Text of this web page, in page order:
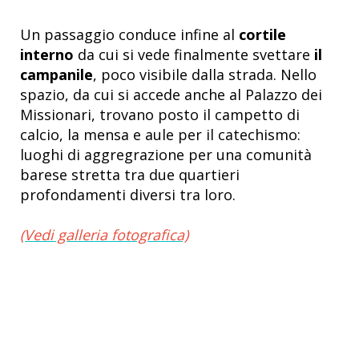
Un passaggio conduce infine al cortile
interno da cui si vede finalmente svettare il
campanile, poco visibile dalla strada. Nello
spazio, da cui si accede anche al Palazzo dei
Missionari, trovano posto il campetto di
calcio, la mensa e aule per il catechismo:
luoghi di aggregrazione per una comunità
barese stretta tra due quartieri
profondamenti diversi tra loro.
(Vedi galleria fotografica)